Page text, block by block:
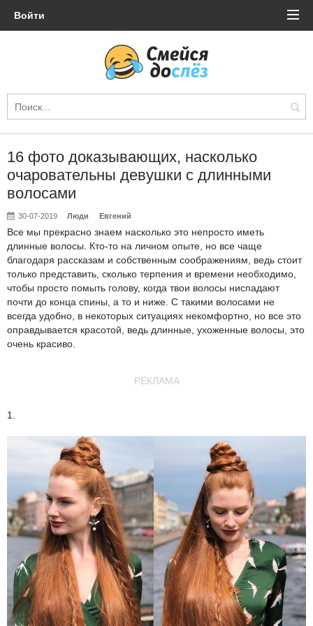
Войти
16 фото доказывающих, насколько
очаровательны девушки с длинными
волосами
30-07-2019 Люди Евгений
Все мы прекрасно знаем насколько это непросто иметь
длинные волосы. Кто-то на личном опыте, но все чаще
благодаря рассказам и собственным соображениям, ведь стоит
только представить, сколько терпения и времени необходимо,
чтобы просто помыть голову, когда твои волосы ниспадают
почти до конца спины, а то и ниже. С такими волосами не
всегда удобно, в некоторых ситуациях некомфортно, но все это
оправдывается красотой, ведь длинные, ухоженные волосы, это
очень красиво.
РЕКЛАМА
1.